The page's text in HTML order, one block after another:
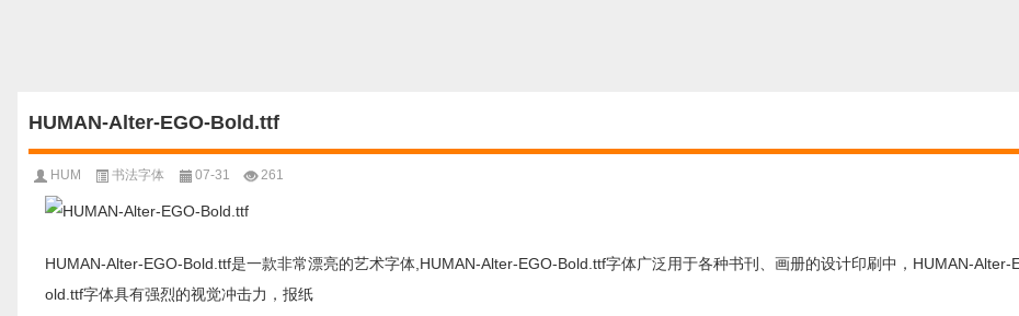
HUMAN-Alter-EGO-Bold.ttf
HUM 书法字体 07-31 261
HUMAN-Alter-EGO-Bold.ttf是一款非常漂亮的艺术字体,HUMAN-Alter-EGO-Bold.ttf字体广泛用于各种书刊、画册的设计印刷中，HUMAN-Alter-
old.ttf字体具有强烈的视觉冲击力，报纸